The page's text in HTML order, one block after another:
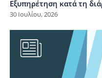
Εξυπηρέτηση κατά τη
30 Ιουλίου, 2026